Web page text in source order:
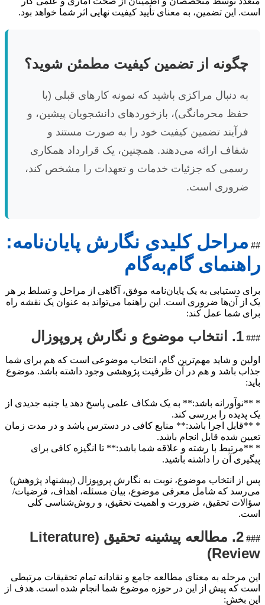
است. این تضمین، به معنای تأیید کیفیت نهایی اثر شما خواهد بود.
چگونه از تضمین کیفیت مطمئن شوید؟
به دنبال مراکزی باشید که نمونه کارهای قبلی (با
حفظ محرمانگی)، بازخوردهای دانشجویان پیشین، و
فرآیند تضمین کیفیت خود را به صورت مستند و
شفاف ارائه می‌دهند. همچنین، یک قرارداد همکاری
رسمی که جزئیات خدمات و تعهدات را مشخص کند،
ضروری است.
## مراحل کلیدی نگارش پایان‌نامه:
راهنمای گام‌به‌گام
برای دستیابی به یک پایان‌نامه موفق، آگاهی از مراحل و تسلط بر هر
یک از آن‌ها ضروری است. این راهنما می‌تواند به عنوان یک نقشه راه
برای شما عمل کند:
### 1. انتخاب موضوع و نگارش پروپوزال
اولین و شاید مهم‌ترین گام، انتخاب موضوعی است که هم برای شما
جذاب باشد و هم در آن ظرفیت پژوهشی وجود داشته باشد. موضوع
باید:
* **نوآورانه باشد:** به یک شکاف علمی پاسخ دهد یا جنبه جدیدی از
یک پدیده را بررسی کند.
* **قابل اجرا باشد:** منابع کافی در دسترس باشد و در مدت زمان
تعیین شده قابل انجام باشد.
* **مرتبط با رشته و علاقه شما باشد:** تا انگیزه کافی برای
پیگیری آن را داشته باشید.
پس از انتخاب موضوع، نوبت به نگارش پروپوزال (پیشنهاد پژوهش)
می‌رسد که شامل معرفی موضوع، بیان مسئله، اهداف، فرضیات/
سؤالات تحقیق، ضرورت و اهمیت تحقیق، و روش‌شناسی کلی
است.
###
2. مطالعه پیشینه تحقیق (Literature
Review)
این مرحله به معنای مطالعه جامع و نقادانه تمام تحقیقات مرتبطی
است که پیش از این در حوزه موضوع شما انجام شده است. هدف از
این بخش: